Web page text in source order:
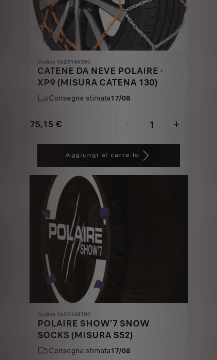
Codice 1623145380
CATENE DA NEVE POLAIRE -
XP9 (MISURA CATENA 130)
Consegna stimata17/08
75,15 €
Price
€
- +
Quantity
1
Aggiungi al carrello
Codice 1623148780
POLAIRE SHOW'7 SNOW
SOCKS (MISURA S52)
Consegna stimata17/08